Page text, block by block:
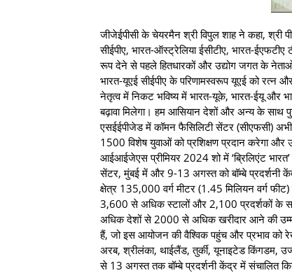
जीजेईपीसी के चेयरमैन श्री विपुल शाह ने कहा, श्री
सीईपीए, भारत-ऑस्ट्रेलिया ईसीटीए, भारत-
रूप देने से पहले हितधारकों और उद्योग जगत के
भारत-यूएई सीईपीए के परिणामस्वरूप यूएई को रत्न
नेतृत्व में निकट भविष्य में भारत-यूके, भारत-ईयू और
बढ़ावा मिलेगा। हम आसियान देशों और अन्य के साथ
एसईईपीजेड में कॉमन फैसिलिटी सेंटर (सीएफसी)
1500 विशेष युवाओं को प्रशिक्षण प्रदान करेगा
आईआईजेएस प्रीमियर 2024 शो में ‘ब्रिलिएंट
सेंटर, मुंबई में और 9-13 अगस्त को बॉम्बे प्रदर्शनी
क्षेत्र 135,000 वर्ग मीटर (1.45 मिलियन वर्ग
3,600 से अधिक स्टालों और 2,100 प्रदर्शकों के
अधिक देशों से 2000 से अधिक खरीदार आने की
हैं, जो इस आयोजन की वैश्विक पहुंच और प्रभाव को
अरब, श्रीलंका, थाईलैंड, तुर्की, यूनाइटेड किंगडम,
से 13 अगस्त तक बॉम्बे प्रदर्शनी केंद्र में संचालित